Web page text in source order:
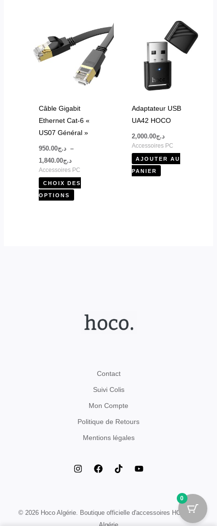
Câble Gigabit
Ethernet Cat-6 «
US07 Général »
د.ج950.00
–
د.ج1,840.00
prix :
د.ج950.00
à
د.ج1,840.00
Accessoires PC
CHOIX DES
OPTIONS
produit
a
plusieurs
variations.
Les
du
produit
Adaptateur USB
UA42 HOCO
د.ج2,000.00
Accessoires PC
AJOUTER AU
PANIER
Contact
Suivi Colis
Mon Compte
Politique de Retours
Mentions légales
© 2026 Hoco Algérie. Boutique officielle d'accessoires HOCO en
0